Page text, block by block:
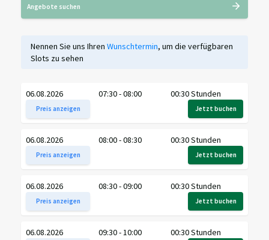
Angebote suchen
Nennen Sie uns Ihren Wunschtermin, um die verfügbaren
Slots zu sehen
06.08.2026 07:30 - 08:00 00:30 Stunden
Preis anzeigen Jetzt buchen
06.08.2026 08:00 - 08:30 00:30 Stunden
Preis anzeigen Jetzt buchen
06.08.2026 08:30 - 09:00 00:30 Stunden
Preis anzeigen Jetzt buchen
06.08.2026 09:30 - 10:00 00:30 Stunden